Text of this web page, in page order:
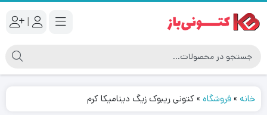
|
خانه »فروشگاه »کتونی ریبوک زیگ دینامیکا کرم